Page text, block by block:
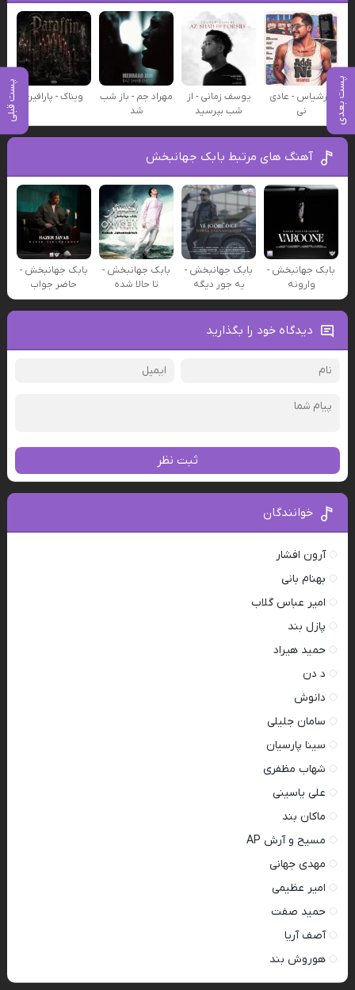
پست بعدی پست قبلی
عرشیاس - عادی
نی
یوسف زمانی - از
شب بپرسید
مهراد جم - باز شب
شد
ویناک - پارافین
آهنگ های مرتبط بابک جهانبخش
بابک جهانبخش -
وارونه
بابک جهانبخش -
یه جور دیگه
بابک جهانبخش -
تا حالا شده
بابک جهانبخش -
حاضر جواب
دیدگاه خود را بگذارید
ثبت نظر
خوانندگان
آرون افشار
بهنام بانی
امیر عباس گلاب
پازل بند
حمید هیراد
د دن
دانوش
سامان جلیلی
سینا پارسیان
شهاب مظفری
علی یاسینی
ماکان بند
مسیح و آرش AP
مهدی جهانی
امیر عظیمی
حمید صفت
آصف آریا
هوروش بند